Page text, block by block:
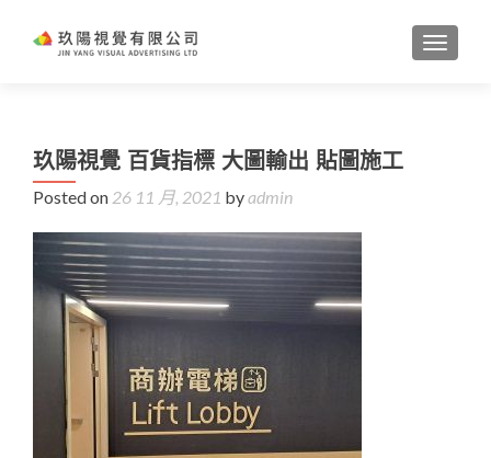
玖陽視覺 百貨指標 大圖輸出 貼圖施工
Posted on 26 11 月, 2021 byadmin